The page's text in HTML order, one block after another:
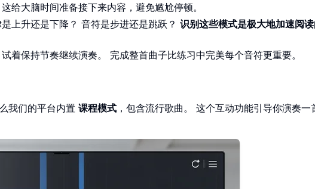
给大脑时间准备接下来内容，避免尴尬停顿。
上升还是下降？ 音符是步进还是跳跃？ 识别这些模式是极大地加速阅
着保持节奏继续演奏。 完成整首曲子比练习中完美每个音符更重要。
我们的平台内置 课程模式 ，包含流行歌曲。 这个互动功能引导你演奏一